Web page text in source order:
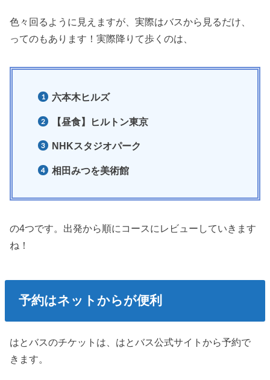
色々回るように見えますが、実際はバスから見るだけ、
ってのもあります！実際降りて歩くのは、
六本木ヒルズ
【昼食】ヒルトン東京
NHKスタジオパーク
相田みつを美術館
の4つです。出発から順にコースにレビューしていきます
ね！
予約はネットからが便利
はとバスのチケットは、はとバス公式サイトから予約で
きます。